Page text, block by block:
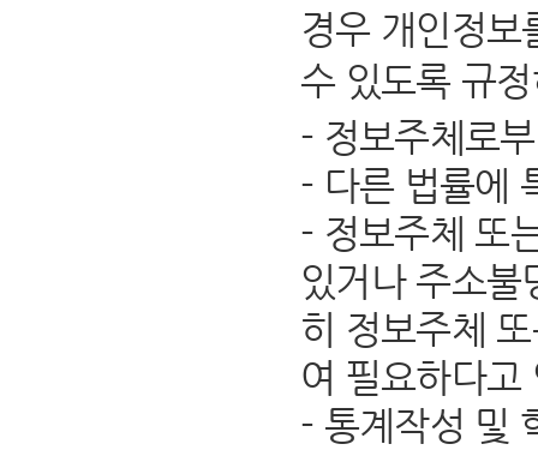
경우 개인정
수 있도록 규
- 정보주체로
- 다른 법률에
- 정보주체 또
있거나 주소불
히 정보주체
여 필요하다고
- 통계작성 및